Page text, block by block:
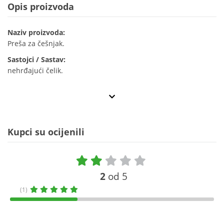
Opis proizvoda
Naziv proizvoda:
Preša za češnjak.
Sastojci / Sastav:
nehrđajući čelik.
Kupci su ocijenili
2 od 5
(1)